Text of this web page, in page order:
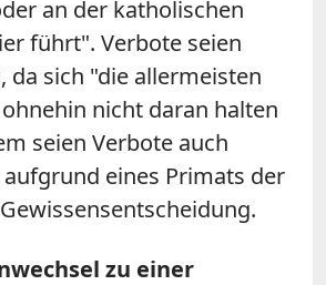
an der katholischen
führt". Verbote seien
da sich "die allermeisten
nicht daran halten
seien Verbote auch
eines Primats der
zu einer